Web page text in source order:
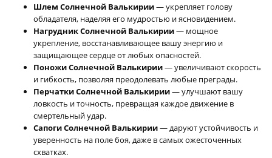
Шлем Солнечной Валькирии— укрепляет голову
обладателя, наделяя его мудростью и ясновидением.
Нагрудник Солнечной Валькирии— мощное
укрепление, восстанавливающее вашу энергию и
защищающее сердце от любых опасностей.
Поножи Солнечной Валькирии— увеличивают скорость
и гибкость, позволяя преодолевать любые преграды.
Перчатки Солнечной Валькирии— улучшают вашу
ловкость и точность, превращая каждое движение в
смертельный удар.
Сапоги Солнечной Валькирии— даруют устойчивость и
уверенность на поле боя, даже в самых ожесточенных
схватках.